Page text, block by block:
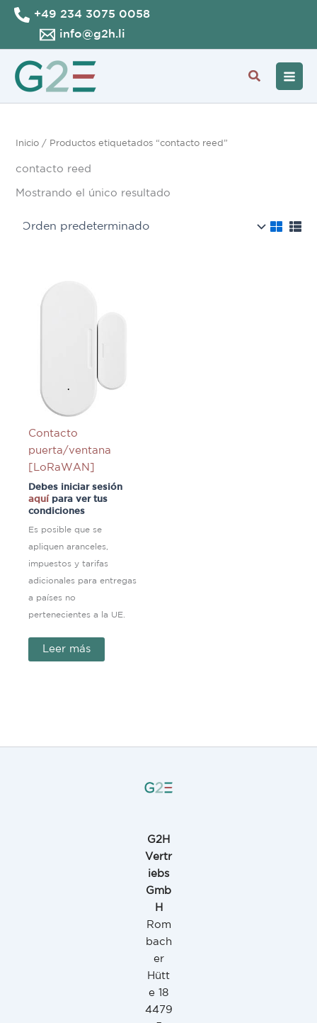
contenido
+49 234 3075 0058
info@g2h.li
Buscar
Inicio / Productos etiquetados “contacto reed”
contacto reed
Mostrando el único resultado
Contacto
puerta/ventana
[LoRaWAN]
Debes iniciar sesión
aquípara ver tus
condiciones
Es posible que se
apliquen aranceles,
impuestos y tarifas
adicionales para entregas
a países no
pertenecientes a la UE.
Leer más
G2H
Vertr
iebs
Gmb
H
Rom
bach
er
Hütt
e 18
4479